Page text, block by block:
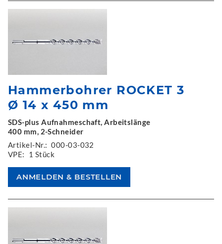
Hammerbohrer ROCKET 3
Ø 14 x 450 mm
SDS-plus Aufnahmeschaft, Arbeitslänge
400 mm, 2-Schneider
Artikel-Nr.: 000-03-032
VPE:
1 Stück